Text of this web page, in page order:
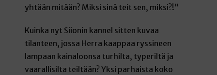
yhtään mitään? Miksi sinä teit sen, miksi?!”
Kuinka nyt Siionin kannel sitten kuvaa
tilanteen, jossa Herra kaappaa ryssineen
lampaan kainaloonsa turhilta, typeriltä ja
vaarallisilta teiltään? Yksi parhaista koko